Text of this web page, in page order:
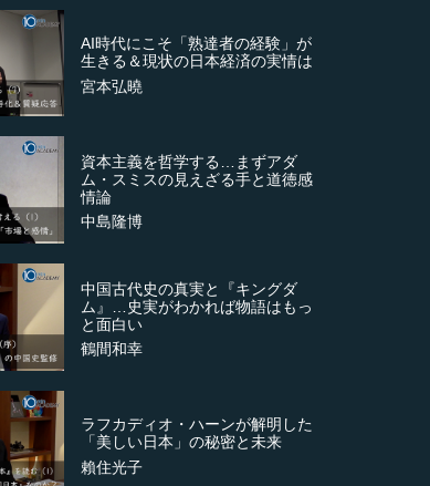
AI時代にこそ「熟達者の経験」が
生きる＆現状の日本経済の実情は
宮本弘曉
資本主義を哲学する…まずアダ
ム・スミスの見えざる手と道徳感
情論
中島隆博
中国古代史の真実と『キングダ
ム』…史実がわかれば物語はもっ
と面白い
鶴間和幸
ラフカディオ・ハーンが解明した
「美しい日本」の秘密と未来
賴住光子